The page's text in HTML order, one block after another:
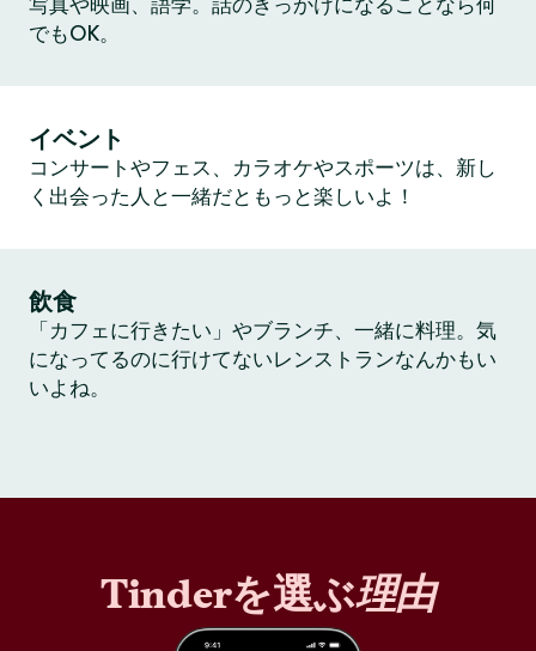
写真や映画、語学。話のきっかけになることなら何
でもOK。
イベント
コンサートやフェス、カラオケやスポーツは、新し
く出会った人と一緒だともっと楽しいよ！
飲食
「カフェに行きたい」やブランチ、一緒に料理。気
になってるのに行けてないレンストランなんかもい
いよね。
Tinderを選ぶ理由